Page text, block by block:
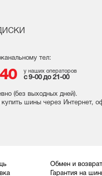
тел:
у наших операторов
с 9-00 до 21-00
(без выходных дней).
купить шины через Интернет,
Обмен и возврат
Гарантия на